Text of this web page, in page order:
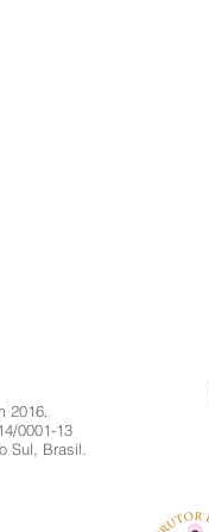
2016.
0001-13
Sul, Brasil.